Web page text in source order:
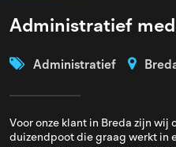
Administratief
Administratief
Voor onze klant in Breda zijn wij
duizendpoot die graag werkt in